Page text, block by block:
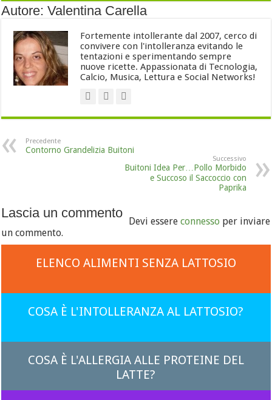
Autore: Valentina Carella
Fortemente intollerante dal 2007, cerco di
convivere con l'intolleranza evitando le
tentazioni e sperimentando sempre
nuove ricette. Appassionata di Tecnologia,
Calcio, Musica, Lettura e Social Networks!
Precedente
Contorno Grandelizia Buitoni
Successivo
Buitoni Idea Per…Pollo Morbido
e Succoso il Saccoccio con
Paprika
Lascia un commento
Devi essereconnesso per inviare
un commento.
ELENCO ALIMENTI SENZA LATTOSIO
COSA È L'INTOLLERANZA AL LATTOSIO?
COSA È L'ALLERGIA ALLE PROTEINE DEL
LATTE?